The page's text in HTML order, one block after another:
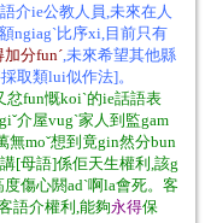
介ie公教人員,未來在人
ngiagˋ比序xi,目前只有
分funˊ ,未來希望其他縣
取類lui似作法]。
fun慨koiˋ的ie話語表
介屋vugˋ家人到監gam
無moˇ想到竟gin然分bun
[母語]係佢天生權利,該g
傷心閼adˋ啊la會死。客
語介權利,能夠永得保